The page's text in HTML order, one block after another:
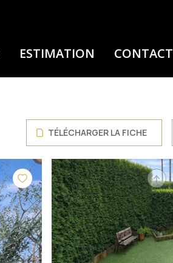
ESTIMATION CONTACT
TÉLÉCHARGER LA FICHE